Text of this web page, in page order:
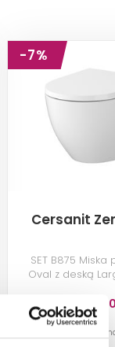
-7%
Cersanit
SET B875
Oval z deską
1
-7% od 1 359,20